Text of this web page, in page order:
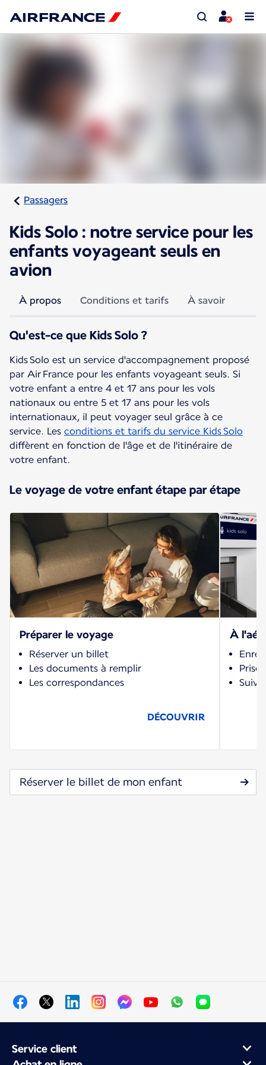
Passagers
Kids Solo : notre service pour les
enfants voyageant seuls en
avion
À propos Conditions et tarifs À savoir
Qu'est-ce que Kids Solo ?
Kids Solo est un service d'accompagnement proposé
par Air France pour les enfants voyageant seuls. Si
votre enfant a entre 4 et 17 ans pour les vols
nationaux ou entre 5 et 17 ans pour les vols
internationaux, il peut voyager seul grâce à ce
service. Les conditions et tarifs du service Kids Solo
diffèrent en fonction de l'âge et de l'itinéraire de
votre enfant.
Le voyage de votre enfant étape par étape
Préparer le voyage
Réserver un billet
Les documents à remplir
Les correspondances
DÉCOUVRIR
À
Prise
Suivi
Réserver le billet de mon enfant
Service client